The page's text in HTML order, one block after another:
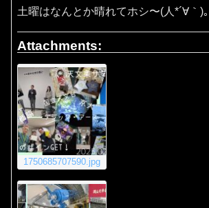
土曜はなんとか晴れてホシ〜(⁠人⁠*⁠´⁠∀⁠｀⁠)⁠
Attachments:
1750685707590.jpg